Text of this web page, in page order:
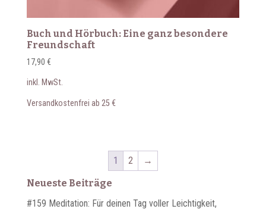
Buch und Hörbuch: Eine ganz besondere
Freundschaft
17,90 €
inkl. MwSt.
Versandkostenfrei ab 25 €
1 2
→
Neueste Beiträge
#159 Meditation: Für deinen Tag voller Leichtigkeit,